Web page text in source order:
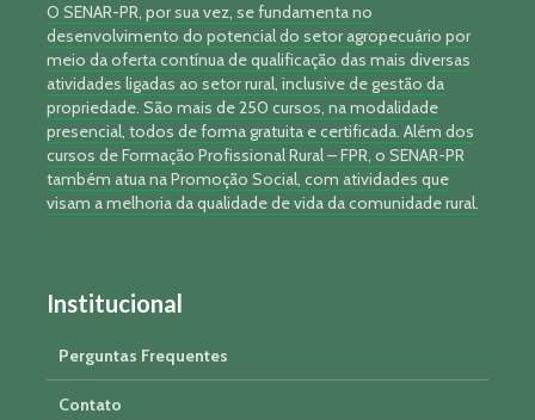
O SENAR-PR, por sua vez, se fundamenta no
desenvolvimento do potencial do setor agropecuário por
meio da oferta contínua de qualificação das mais diversas
atividades ligadas ao setor rural, inclusive de gestão da
propriedade. São mais de 250 cursos, na modalidade
presencial, todos de forma gratuita e certificada. Além dos
cursos de Formação Profissional Rural – FPR, o SENAR-PR
também atua na Promoção Social, com atividades que
visam a melhoria da qualidade de vida da comunidade rural.
Institucional
Perguntas Frequentes
Contato